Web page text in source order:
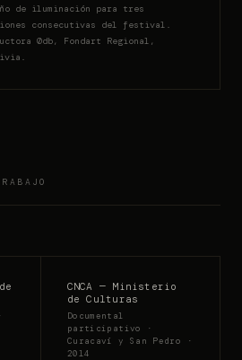
de iluminación para tres
consecutivas del festival.
0db, Fondart Regional,
CNCA — Ministerio
de Culturas
Documental
participativo ·
Curacaví y San Pedro ·
2014